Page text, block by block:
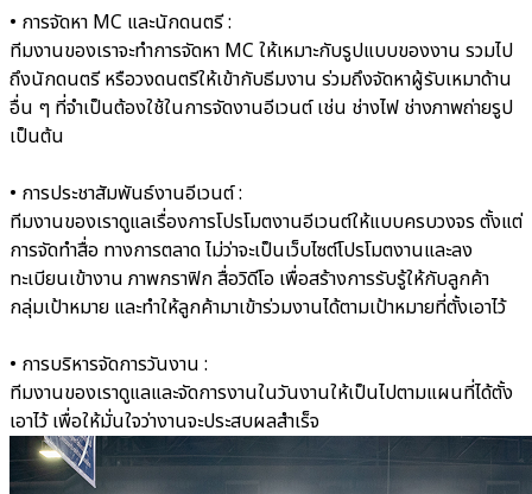
• การจัดหา MC และนักดนตรี :
ทีมงานของเราจะทำการจัดหา MC ให้เหมาะกับรูปแบบของงาน รวมไป
ถึงนักดนตรี หรือวงดนตรีให้เข้ากับธีมงาน ร่วมถึงจัดหาผู้รับเหมาด้าน
อื่น ๆ ที่จำเป็นต้องใช้ในการจัดงานอีเวนต์ เช่น ช่างไฟ ช่างภาพถ่ายรูป
เป็นต้น
• การประชาสัมพันธ์งานอีเวนต์ :
ทีมงานของเราดูแลเรื่องการโปรโมตงานอีเวนต์ให้แบบครบวงจร ตั้งแต่
การจัดทำสื่อ ทางการตลาด ไม่ว่าจะเป็นเว็บไซต์โปรโมตงานและลง
ทะเบียนเข้างาน ภาพกราฟิก สื่อวิดีโอ เพื่อสร้างการรับรู้ให้กับลูกค้า
กลุ่มเป้าหมาย และทำให้ลูกค้ามาเข้าร่วมงานได้ตามเป้าหมายที่ตั้งเอาไว้
• การบริหารจัดการวันงาน :
ทีมงานของเราดูแลและจัดการงานในวันงานให้เป็นไปตามแผนที่ได้ตั้ง
เอาไว้ เพื่อให้มั่นใจว่างานจะประสบผลสำเร็จ